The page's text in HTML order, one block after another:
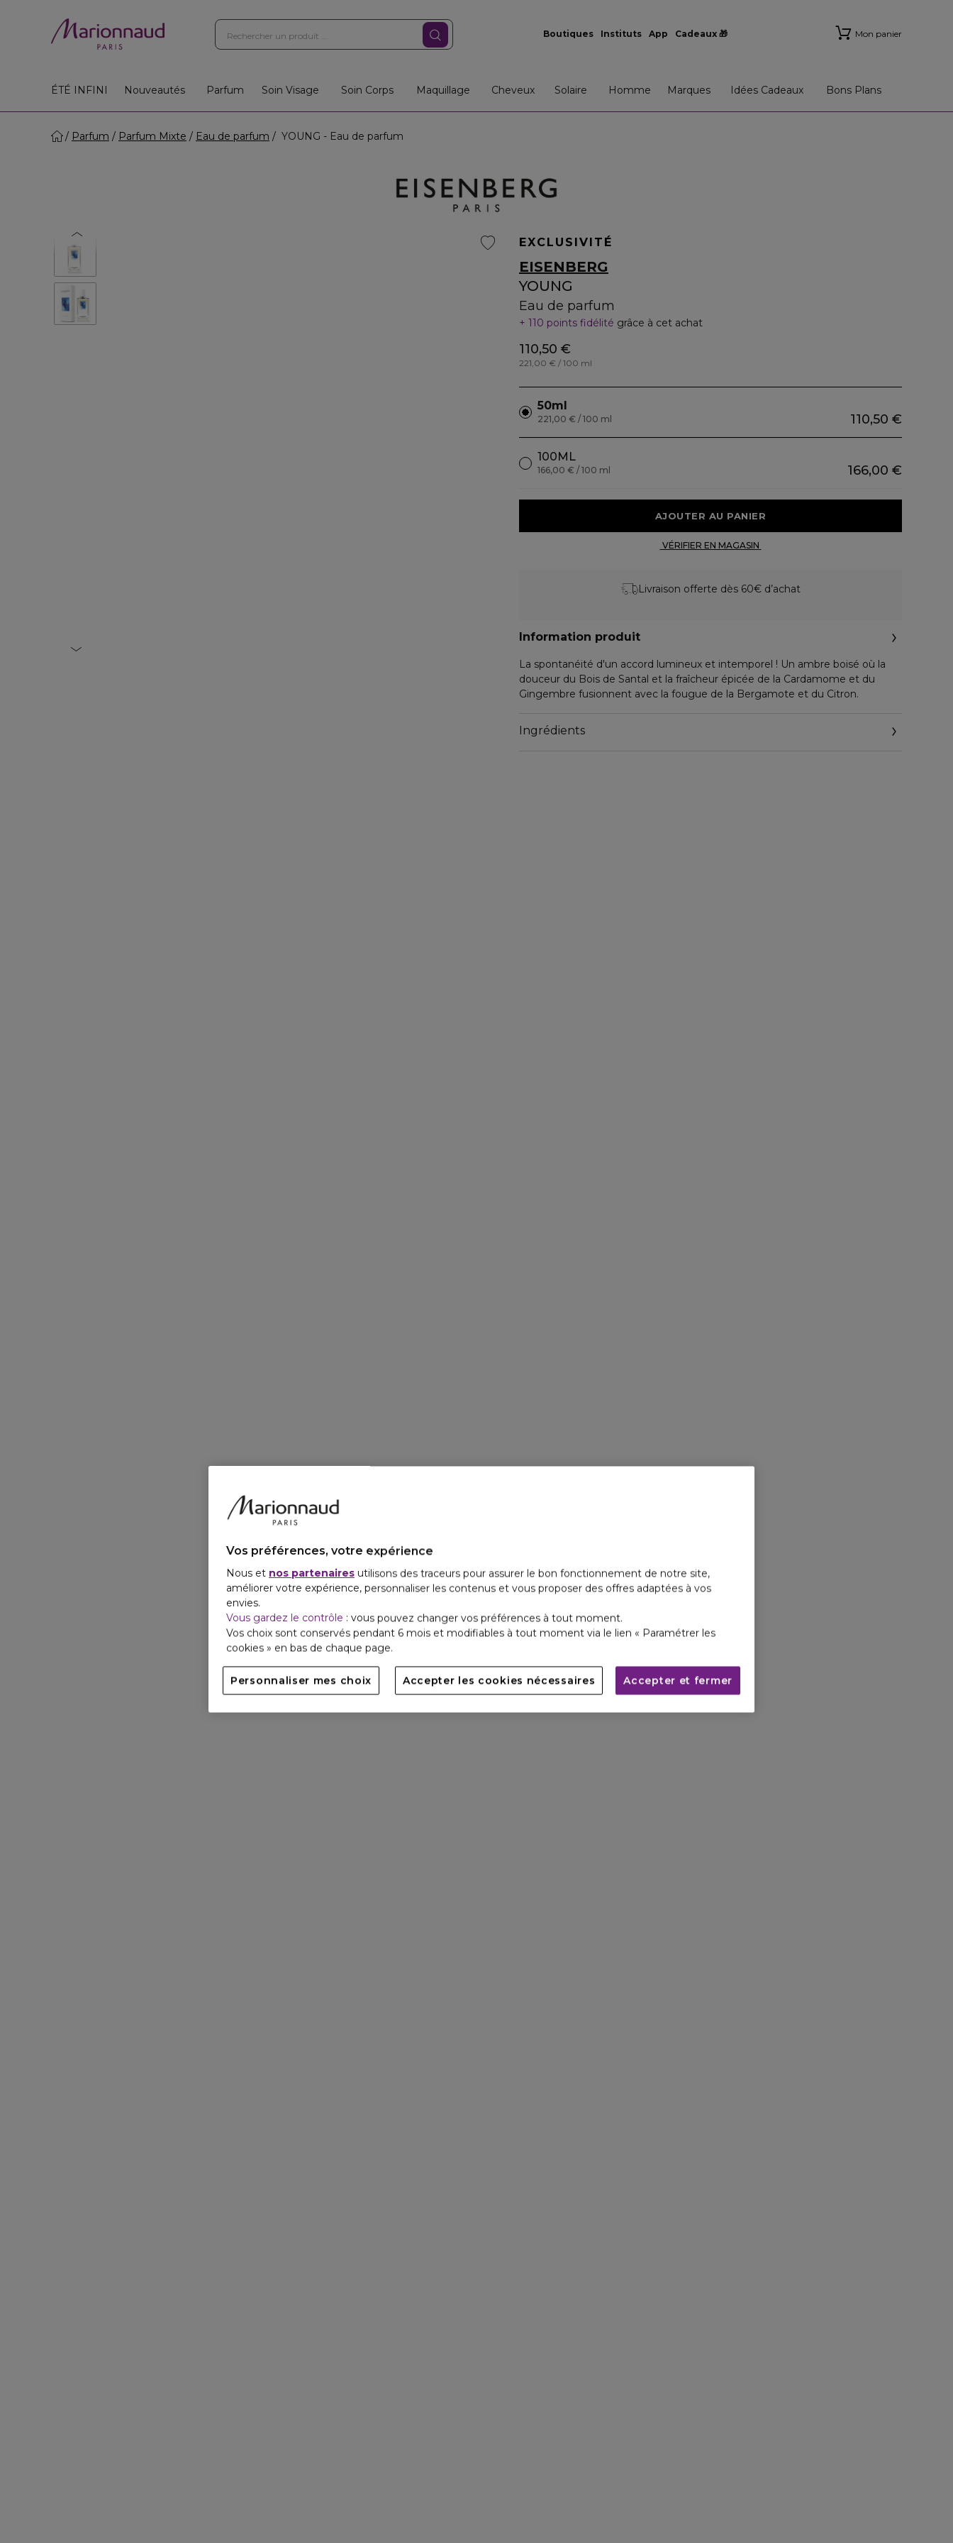
Boutiques Instituts App Cadeaux 🎁 Mon panier
ÉTÉ INFINI Nouveautés Parfum Soin Visage Soin Corps Maquillage Cheveux Solaire Homme Marques Idées Cadeaux Bons Plans
Parfum Parfum Mixte Eau de parfum YOUNG - Eau de parfum
EXCLUSIVITÉ
EISENBERG
YOUNG
Eau de parfum
110 points fidélité grâce à cet achat
110,50 €
221,00 € / 100 ml
50ml
110,50 €
221,00 € / 100 ml
100ML
166,00 €
166,00 € / 100 ml
Livraison offerte dès 60€ d’achat
Information produit
La spontanéité d'un accord lumineux et intemporel ! Un ambre boisé où la
douceur du Bois de Santal et la fraîcheur épicée de la Cardamome et du
Gingembre fusionnent avec la fougue de la Bergamote et du Citron.
Ingrédients
Vos préférences, votre expérience
Nous et nos partenaires utilisons des traceurs pour assurer le bon fonctionnement de notre site,
améliorer votre expérience, personnaliser les contenus et vous proposer des offres adaptées à vos
envies.
Vous gardez le contrôle : vous pouvez changer vos préférences à tout moment.
Vos choix sont conservés pendant 6 mois et modifiables à tout moment via le lien « Paramétrer les
cookies » en bas de chaque page.
Personnaliser mes choix Accepter les cookies nécessaires Accepter et fermer